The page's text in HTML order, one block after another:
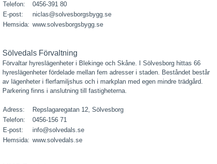
Telefon:
0456-391 80
E-post:
niclas@solvesborgsbygg.se
Hemsida: www.solvesborgsbygg.se
Sölvedals Förvaltning
Förvaltar hyreslägenheter i Blekinge och Skåne. I Sölvesborg hittas 66
hyreslägenheter fördelade mellan fem adresser i staden. Beståndet består
av lägenheter i flerfamiljshus och i markplan med egen mindre trädgård.
Parkering finns i anslutning till fastigheterna.
Adress:
Repslagaregatan 12, Sölvesborg
Telefon:
0456-156 71
E-post:
info@solvedals.se
Hemsida: www.solvedals.se